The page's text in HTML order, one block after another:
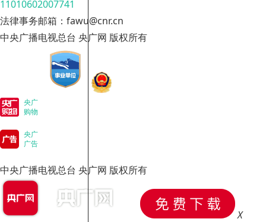
11010602007741
法律事务邮箱：fawu@cnr.cn
中央广播电视总台 央广网 版权所有
央广
购物
央广
广告
中央广播电视总台 央广网 版权所有
X